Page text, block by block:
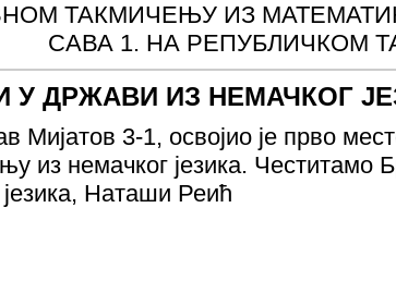
ТАКМИЧЕЊУ ИЗ
САВА 1. НА РЕПУБЛИЧКОМ
У ДРЖАВИ ИЗ НЕМАЧКОГ
Мијатов 3-1, освојио је прво
из немачког језика. Честитамо
Наташи Реић